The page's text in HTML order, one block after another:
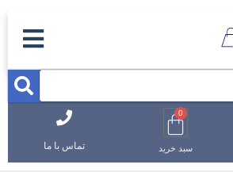
سبد خرید تماس با ما